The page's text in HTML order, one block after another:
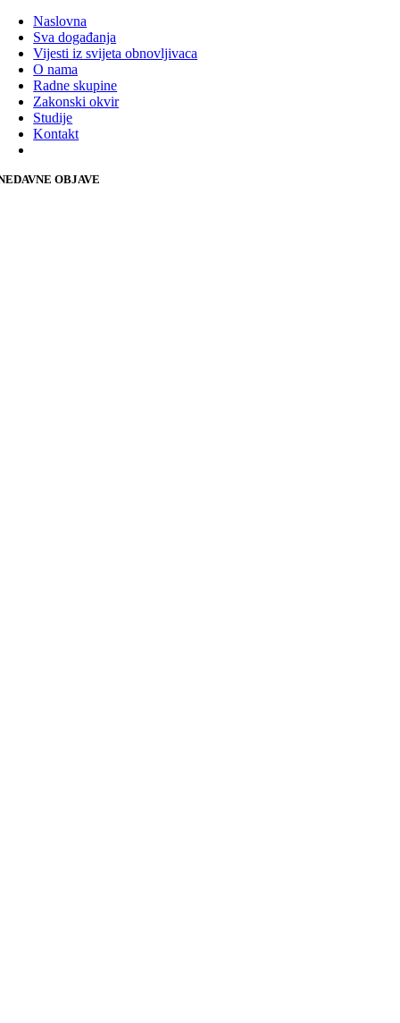
Naslovna
Sva događanja
Vijesti iz svijeta obnovljivaca
O nama
Radne skupine
Zakonski okvir
Studije
Kontakt
OBJAVE